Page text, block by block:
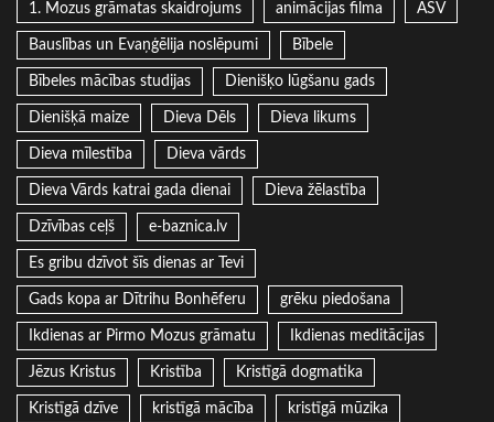
1. Mozus grāmatas skaidrojums animācijas filma ASV
Bauslības un Evaņģēlija noslēpumi Bībele
Bībeles mācības studijas Dienišķo lūgšanu gads
Dienišķā maize Dieva Dēls Dieva likums
Dieva mīlestība Dieva vārds
Dieva Vārds katrai gada dienai Dieva žēlastība
Dzīvības ceļš e-baznica.lv
Es gribu dzīvot šīs dienas ar Tevi
Gads kopa ar Dītrihu Bonhēferu grēku piedošana
Ikdienas ar Pirmo Mozus grāmatu Ikdienas meditācijas
Jēzus Kristus Kristība Kristīgā dogmatika
Kristīgā dzīve kristīgā mācība kristīgā mūzika